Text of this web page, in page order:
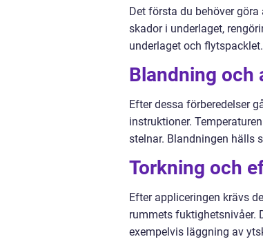
Det första du behöver
skador i underlaget,
underlaget och flytspacklet.
Blandning och
Efter dessa förberedelser
instruktioner.
stelnar. Blandningen hälls
Torkning och
Efter appliceringen krävs
rummets fuktighetsnivåer.
exempelvis läggning av